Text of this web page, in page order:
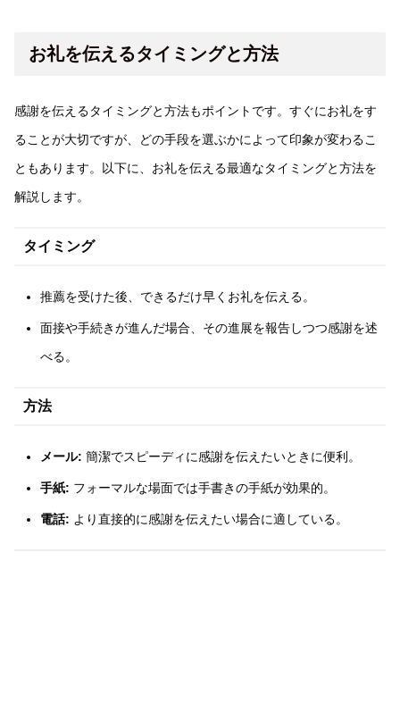
お礼を伝えるタイミングと方法
感謝を伝えるタイミングと方法もポイントです。すぐにお礼をす
ることが大切ですが、どの手段を選ぶかによって印象が変わるこ
ともあります。以下に、お礼を伝える最適なタイミングと方法を
解説します。
タイミング
推薦を受けた後、できるだけ早くお礼を伝える。
面接や手続きが進んだ場合、その進展を報告しつつ感謝を述
べる。
方法
メール: 簡潔でスピーディに感謝を伝えたいときに便利。
手紙: フォーマルな場面では手書きの手紙が効果的。
電話: より直接的に感謝を伝えたい場合に適している。